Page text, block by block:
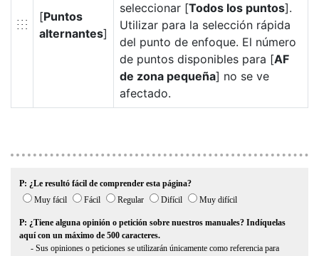
5
[Puntos
alternantes]
seleccionar [Todos los puntos].
Utilizar para la selección rápida
del punto de enfoque. El número
de puntos disponibles para [AF
de zona pequeña] no se ve
afectado.